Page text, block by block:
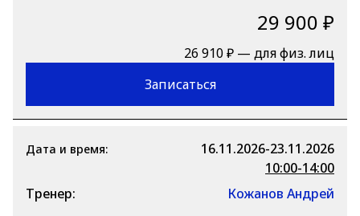
29 900 ₽
26 910 ₽ — для физ. лиц
Записаться
Дата и время:
16.11.2026-23.11.2026
10:00-14:00
Тренер:
Кожанов Андрей